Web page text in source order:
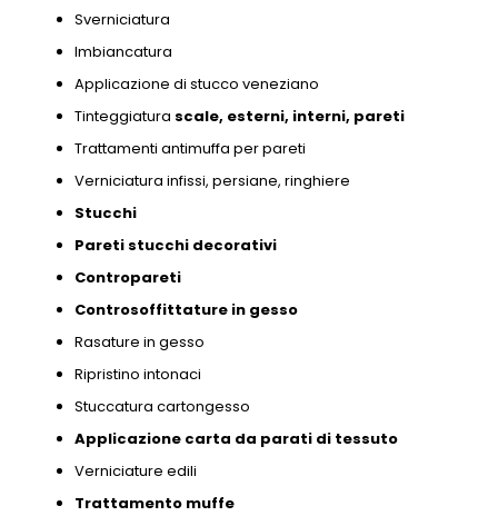
Sverniciatura
Imbiancatura
Applicazione di stucco veneziano
Tinteggiatura scale, esterni, interni, pareti
Trattamenti antimuffa per pareti
Verniciatura infissi, persiane, ringhiere
Stucchi
Pareti stucchi decorativi
Contropareti
Controsoffittature in gesso
Rasature in gesso
Ripristino intonaci
Stuccatura cartongesso
Applicazione carta da parati di tessuto
Verniciature edili
Trattamento muffe